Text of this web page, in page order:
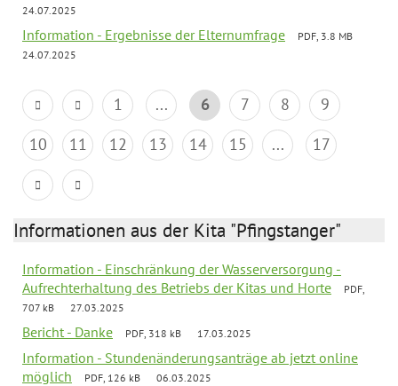
24.07.2025
Information - Ergebnisse der Elternumfrage
PDF, 3.8 MB
24.07.2025
1 ... 6 7 8
9
10
11 12 13 14 15 ... 17
Informationen aus der Kita "Pfingstanger"
Information - Einschränkung der Wasserversorgung -
Aufrechterhaltung des Betriebs der Kitas und Horte
PDF,
707 kB
27.03.2025
Bericht - Danke PDF, 318 kB 17.03.2025
Information - Stundenänderungsanträge ab jetzt online
möglich
PDF, 126 kB 06.03.2025